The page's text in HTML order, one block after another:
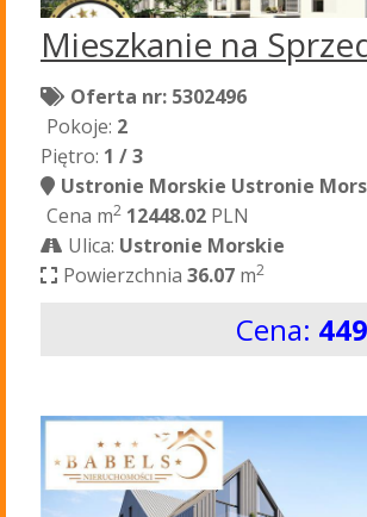
Mieszkanie na
Oferta nr: 5302496
Pokoje: 2
Piętro: 1 / 3
Ustronie Morskie Ustronie
Cena m2 12448.02 PLN
Ulica: Ustronie Morskie
Powierzchnia36.07 m2
Cena: